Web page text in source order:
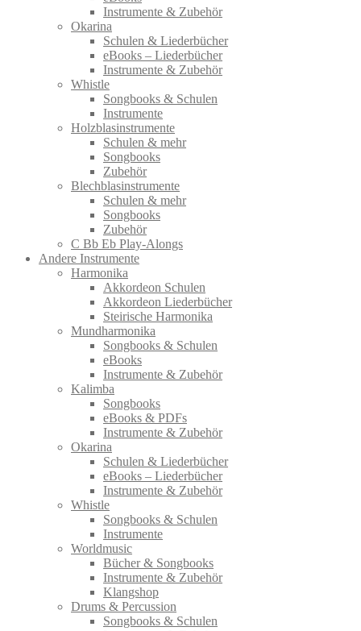
Instrumente & Zubehör
Okarina
Schulen & Liederbücher
eBooks – Liederbücher
Instrumente & Zubehör
Whistle
Songbooks & Schulen
Instrumente
Holzblasinstrumente
Schulen & mehr
Songbooks
Zubehör
Blechblasinstrumente
Schulen & mehr
Songbooks
Zubehör
C Bb Eb Play-Alongs
Andere Instrumente
Harmonika
Akkordeon Schulen
Akkordeon Liederbücher
Steirische Harmonika
Mundharmonika
Songbooks & Schulen
eBooks
Instrumente & Zubehör
Kalimba
Songbooks
eBooks & PDFs
Instrumente & Zubehör
Okarina
Schulen & Liederbücher
eBooks – Liederbücher
Instrumente & Zubehör
Whistle
Songbooks & Schulen
Instrumente
Worldmusic
Bücher & Songbooks
Instrumente & Zubehör
Klangshop
Drums & Percussion
Songbooks & Schulen